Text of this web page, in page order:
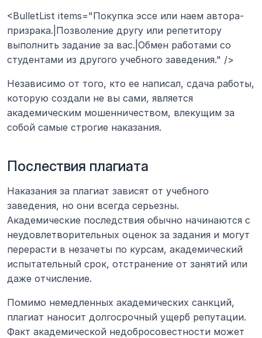
<BulletList items="Покупка эссе или наем автора-
призрака.|Позволение другу или репетитору
выполнить задание за вас.|Обмен работами со
студентами из другого учебного заведения." />
Независимо от того, кто ее написал, сдача работы,
которую создали не вы сами, является
академическим мошенничеством, влекущим за
собой самые строгие наказания.
Послествия плагиата
Наказания за плагиат зависят от учебного
заведения, но они всегда серьезны.
Академические последствия обычно начинаются с
неудовлетворительных оценок за задания и могут
перерасти в незачеты по курсам, академический
испытательный срок, отстранение от занятий или
даже отчисление.
Помимо немедленных академических санкций,
плагиат наносит долгосрочный ущерб репутации.
Факт академической недобросовестности может